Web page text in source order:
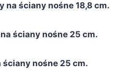
na ściany nośne 18,8 cm.
ściany nośne 25 cm.
nośne 25 cm.